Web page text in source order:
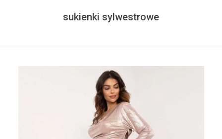
sukienki sylwestrowe